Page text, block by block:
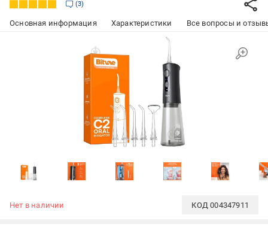
3
Основная информация Характеристики Все вопросы и
Нет в наличии КОД004347911